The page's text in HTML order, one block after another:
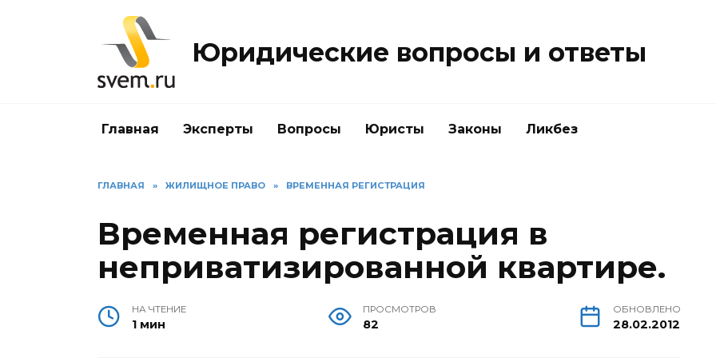
Юридические вопросы и ответы
Главная Эксперты Вопросы Юристы Законы Ликбез
ГЛАВНАЯ » ЖИЛИЩНОЕ ПРАВО » ВРЕМЕННАЯ РЕГИСТРАЦИЯ
Временная регистрация в
неприватизированной квартире.
НА ЧТЕНИЕ
1 мин
ПРОСМОТРОВ
82
ОБНОВЛЕНО
28.02.2012